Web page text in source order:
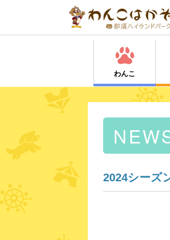
わんこ
2024シーズ